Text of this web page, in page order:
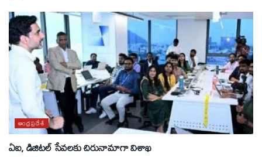
ఆంధ్రప్రదేశ్
ఏఐ, డిజిటల్ సేవలకు చిరునామాగా విశాఖ